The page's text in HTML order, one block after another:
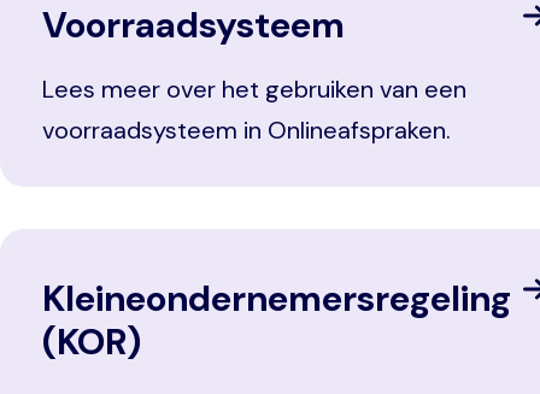
Voorraadsysteem
Lees meer over het gebruiken van een
voorraadsysteem in Onlineafspraken.
Kleineondernemersregeling
(KOR)